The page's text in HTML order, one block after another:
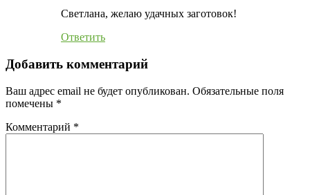
Светлана, желаю удачных заготовок!
Ответить
Добавить комментарий
Ваш адрес email не будет опубликован. Обязательные поля
помечены *
Комментарий *